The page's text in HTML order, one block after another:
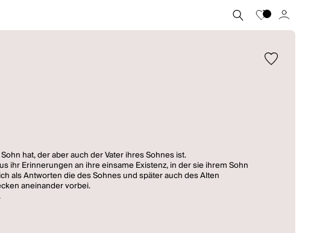
hat, der aber auch der Vater ihres Sohnes ist.
ihr Erinnerungen an ihre einsame Existenz, in der sie ihrem Sohn
als Antworten die des Sohnes und später auch des Alten
aneinander vorbei.